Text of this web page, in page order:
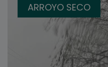
ARROYO SECO